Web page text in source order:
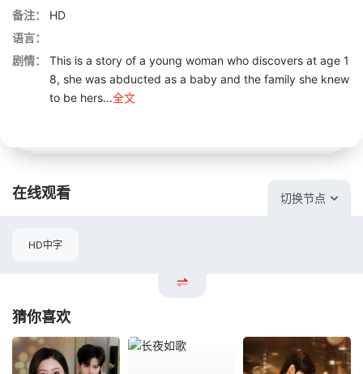
备注：
HD
语言：
剧情：
This is a story of a young woman who discovers at age 1
8, she was abducted as a baby and the family she knew
to be hers...全文
在线观看 切换节点
HD中字
猜你喜欢